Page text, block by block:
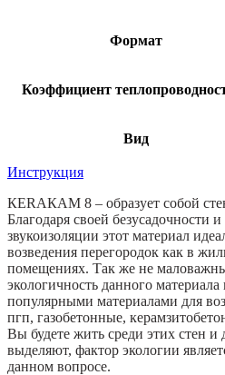
Формат
Коэффициент
Вид
Инструкция
КЕRАКАМ 8 – образует собой
Благодаря своей безусадочности
звукоизоляции этот материал
возведения перегородок как в
помещениях. Так же не
экологичность данного
популярными материалами для
пгп, газобетонные,
Вы будете жить среди этих стен
выделяют, фактор экологии
данном вопросе.